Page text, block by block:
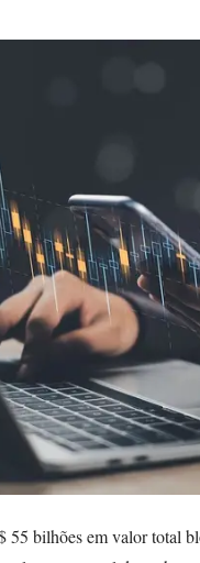
55 bilhões em valor total